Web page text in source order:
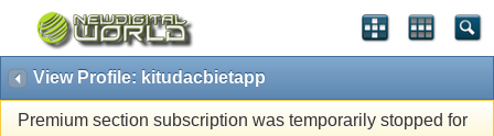
View Profile: kitudacbietapp
Premium section subscription was temporarily stopped for